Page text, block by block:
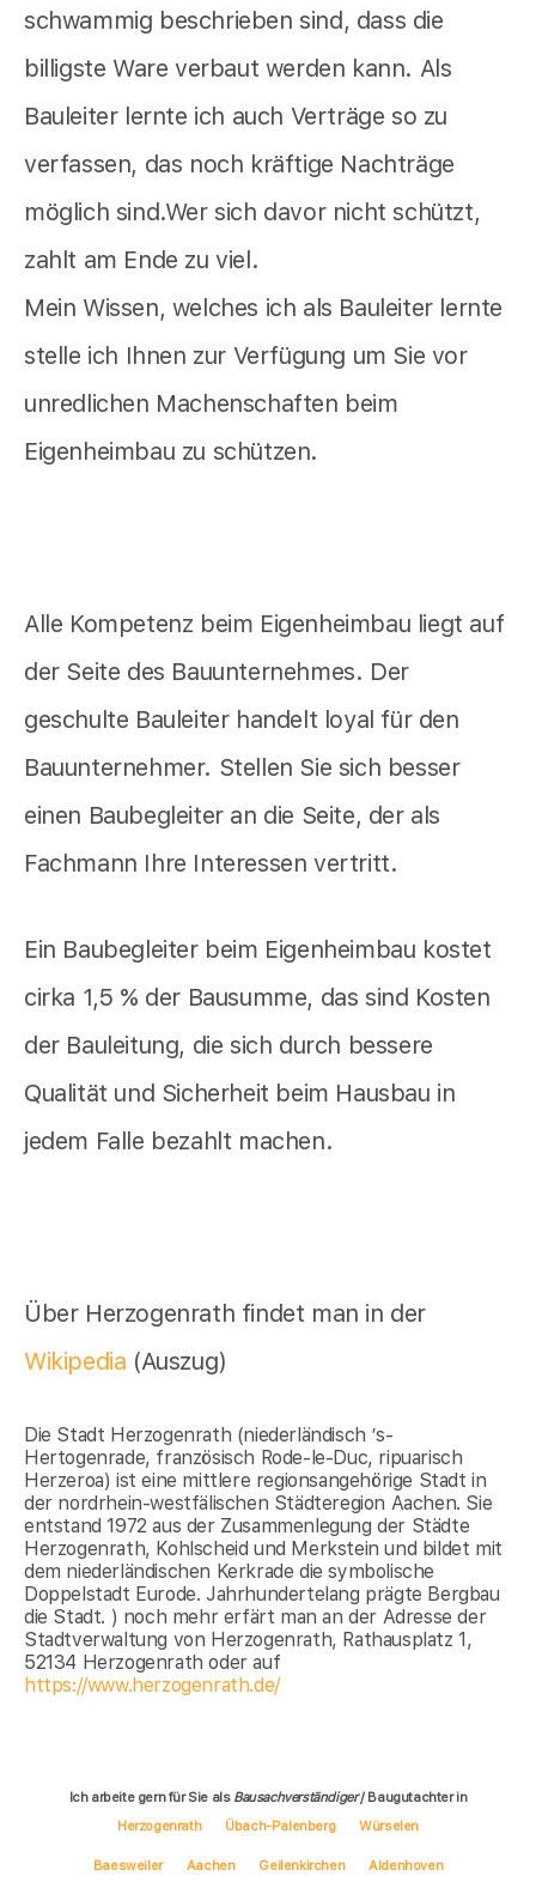
schwammig beschrieben sind, dass die
billigste Ware verbaut werden kann. Als
Bauleiter lernte ich auch Verträge so zu
verfassen, das noch kräftige Nachträge
möglich sind.Wer sich davor nicht schützt,
zahlt am Ende zu viel.
Mein Wissen, welches ich als Bauleiter lernte
stelle ich Ihnen zur Verfügung um Sie vor
unredlichen Machenschaften beim
Eigenheimbau zu schützen.
Alle Kompetenz beim Eigenheimbau liegt auf
der Seite des Bauunternehmes. Der
geschulte Bauleiter handelt loyal für den
Bauunternehmer. Stellen Sie sich besser
einen Baubegleiter an die Seite, der als
Fachmann Ihre Interessen vertritt.
Ein Baubegleiter beim Eigenheimbau kostet
cirka 1,5 % der Bausumme, das sind Kosten
der Bauleitung, die sich durch bessere
Qualität und Sicherheit beim Hausbau in
jedem Falle bezahlt machen.
Über Herzogenrath findet man in der
Wikipedia (Auszug)
Die Stadt Herzogenrath (niederländisch ’s-
Hertogenrade, französisch Rode-le-Duc, ripuarisch
Herzeroa) ist eine mittlere regionsangehörige Stadt in
der nordrhein-westfälischen Städteregion Aachen. Sie
entstand 1972 aus der Zusammenlegung der Städte
Herzogenrath, Kohlscheid und Merkstein und bildet mit
dem niederländischen Kerkrade die symbolische
Doppelstadt Eurode. Jahrhundertelang prägte Bergbau
die Stadt. ) noch mehr erfärt man an der Adresse der
Stadtverwaltung von Herzogenrath, Rathausplatz 1,
52134 Herzogenrath oder auf
https://www.herzogenrath.de/
Ich arbeite gern für Sie als Bausachverständiger/ Baugutachter in
Herzogenrath
Übach-Palenberg Würselen
Baesweiler Aachen Geilenkirchen Aldenhoven